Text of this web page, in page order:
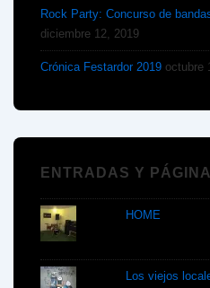
Rock Party: Concurso de
diciembre 12, 2019
Crónica Festardor 2019 octubre
ENTRADAS Y
HOME
Los viejos